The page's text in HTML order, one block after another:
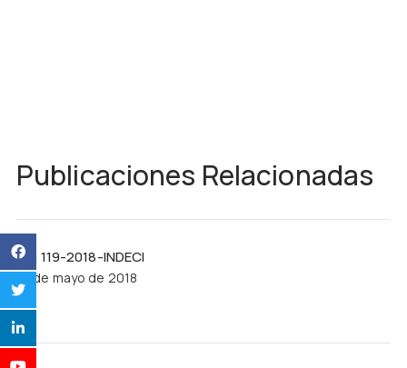
Publicaciones Relacionadas
R.J. 119-2018-INDECI
21 de mayo de 2018